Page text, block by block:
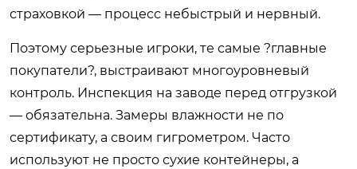
страховкой — процесс небыстрый и нервный.
Поэтому серьезные игроки, те самые ?главные
покупатели?, выстраивают многоуровневый
контроль. Инспекция на заводе перед отгрузкой
— обязательна. Замеры влажности не по
сертификату, а своим гигрометром. Часто
используют не просто сухие контейнеры, а